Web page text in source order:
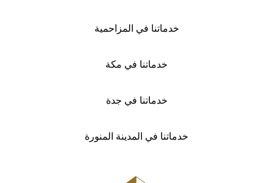
خدماتنا في المزاحمية
خدماتنا في مكة
خدماتنا في جدة
خدماتنا في المدينة المنورة